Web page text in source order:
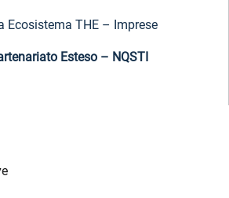
Ecosistema THE – Imprese
Esteso – NQSTI